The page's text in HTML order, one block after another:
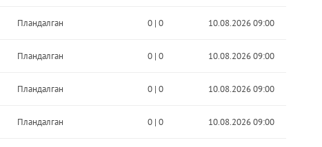
Пландалган 0| 0 10.08.2026 09:00
Пландалган 0| 0 10.08.2026 09:00
Пландалган 0| 0 10.08.2026 09:00
Пландалган 0| 0 10.08.2026 09:00